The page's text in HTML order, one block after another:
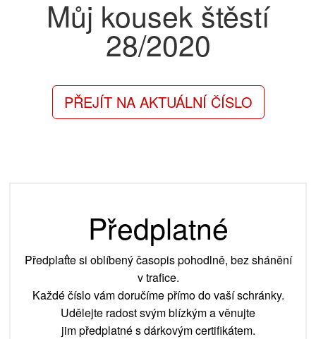
Můj kousek štěstí
28/2020
PŘEJÍT NA AKTUÁLNÍ ČÍSLO
Předplatné
Předplaťte si oblíbený časopis pohodlně, bez shánění
v trafice.
Každé číslo vám doručíme přímo do vaší schránky.
Udělejte radost svým blízkým a věnujte
jim předplatné s dárkovým certifikátem.